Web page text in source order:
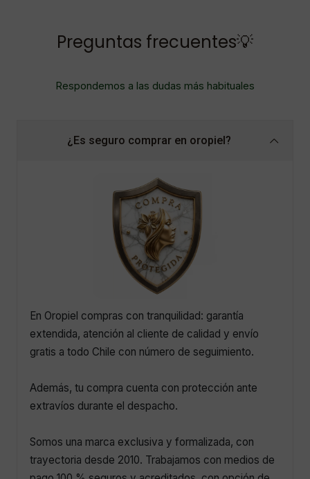
Preguntas frecuentes💡
Respondemos a las dudas más habituales
¿Es seguro comprar en oropiel?
En Oropiel compras con tranquilidad: garantía
extendida, atención al cliente de calidad y envío
gratis a todo Chile con número de seguimiento.
Además, tu compra cuenta con protección ante
extravíos durante el despacho.
Somos una marca exclusiva y formalizada, con
trayectoria desde 2010. Trabajamos con medios de